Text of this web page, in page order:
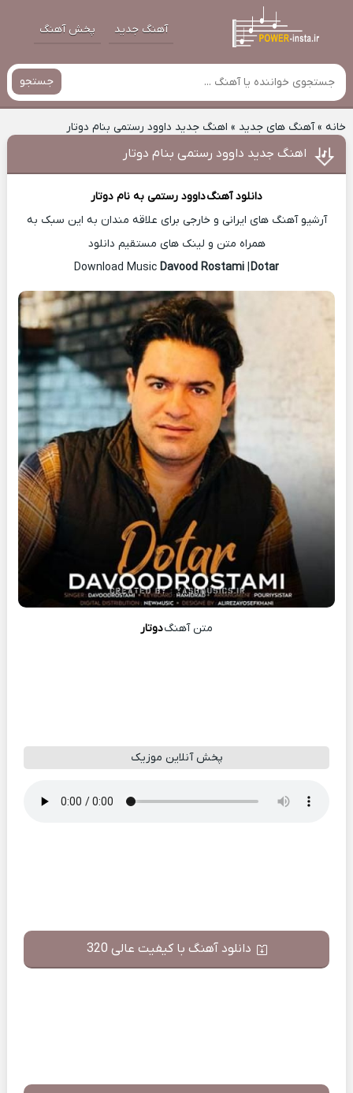
آهنگ جدید پخش آهنگ
جستجو
خانه»آهنگ های جدید » اهنگ جدید داوود رستمی بنام دوتار
اهنگ جدید داوود رستمی بنام دوتار
دانلود آهنگداوود رستمی به نام دوتار
آرشیو آهنگ های ایرانی و خارجی برای علاقه مندان به این سبک به
همراه متن و لینک های مستقیم دانلود
Download Music
Davood Rostami|Dotar
متن آهنگدوتار
پخش آنلاین موزیک
دانلود آهنگ با کیفیت عالی 320